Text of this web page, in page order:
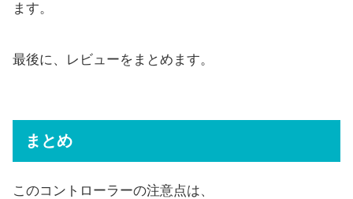
ます。
最後に、レビューをまとめます。
まとめ
このコントローラーの注意点は、